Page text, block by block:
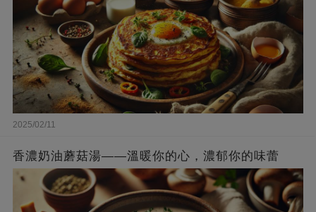
2025/02/11
香濃奶油蘑菇湯——溫暖你的心，濃郁你的味蕾